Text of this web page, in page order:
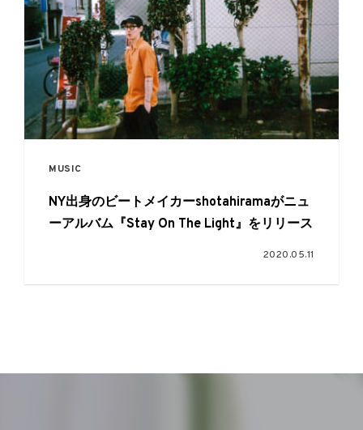
MUSIC
NY出身のビートメイカーshotahiramaがニュ
ーアルバム『Stay On The Light』をリリース
2020.05.11